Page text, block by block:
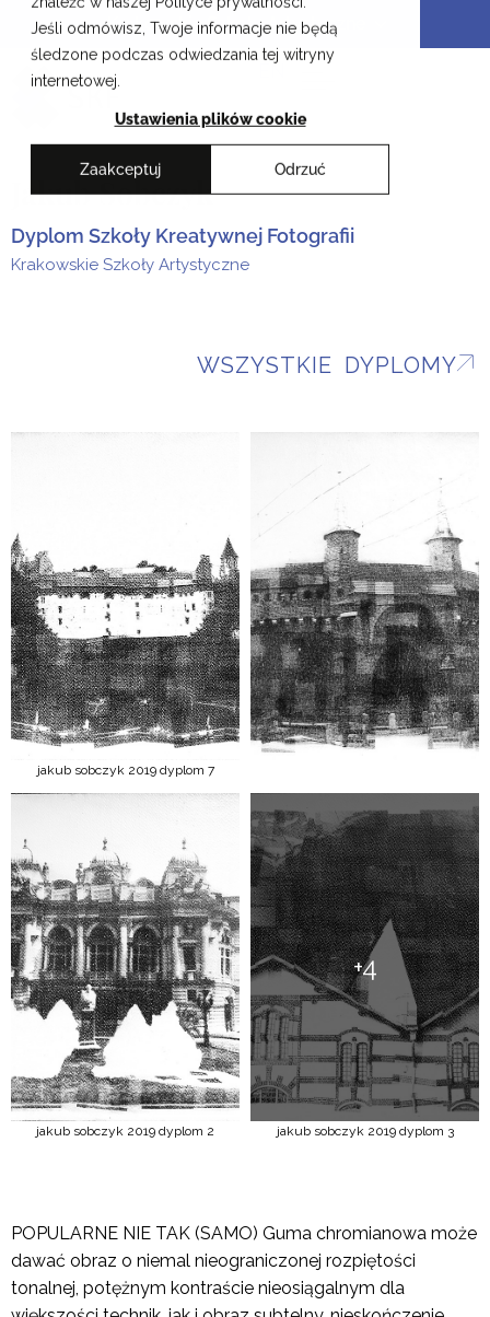
Jeśli odmówisz, Twoje informacje nie będą
śledzone podczas odwiedzania tej witryny
internetowej.
Ustawienia plików cookie
Zaakceptuj Odrzuć
Przejdź
treści
Krakowskie Szkoły Artystyczne
EN
Jakub Sobczyk
Dyplom Szkoły Kreatywnej Fotografii
Krakowskie Szkoły Artystyczne
WSZYSTKIE DYPLOMY
jakub sobczyk 2019 dyplom 7
jakub sobczyk 2019 dyplom 2
+4
jakub sobczyk 2019 dyplom 3
POPULARNE NIE TAK (SAMO) Guma chromianowa może
dawać obraz o niemal nieograniczonej rozpiętości
tonalnej, potężnym kontraście nieosiągalnym dla